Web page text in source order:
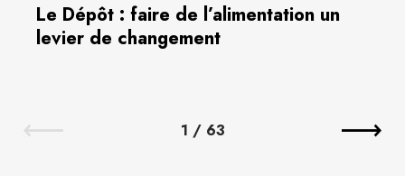
Le Dépôt : faire de l’alimentation un
levier de changement
1 / 63